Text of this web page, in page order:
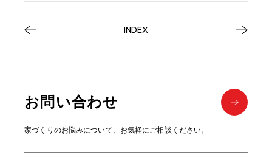
INDEX
お問い合わせ
家づくりのお悩みについて、お気軽にご相談ください。